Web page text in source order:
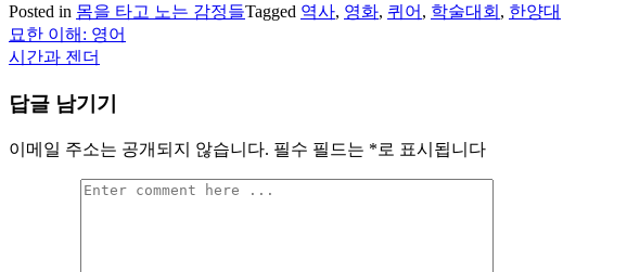
Posted in 몸을 타고 노는 감정들Tagged 역사, 영화, 퀴어 , 학술대회 , 한양대
글
탐
색
묘한 이해: 영어
시간과 젠더
답글 남기기
이메일 주소는 공개되지 않습니다. 필수 필드는 *로 표시됩니다